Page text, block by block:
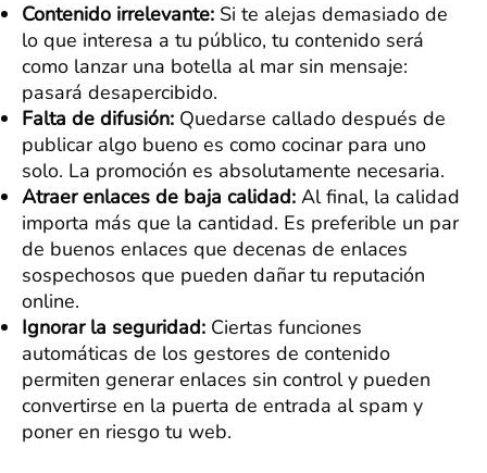
Contenido irrelevante: Si te alejas demasiado de
lo que interesa a tu público, tu contenido será
como lanzar una botella al mar sin mensaje:
pasará desapercibido.
Falta de difusión: Quedarse callado después de
publicar algo bueno es como cocinar para uno
solo. La promoción es absolutamente necesaria.
Atraer enlaces de baja calidad: Al final, la calidad
importa más que la cantidad. Es preferible un par
de buenos enlaces que decenas de enlaces
sospechosos que pueden dañar tu reputación
online.
Ignorar la seguridad: Ciertas funciones
automáticas de los gestores de contenido
permiten generar enlaces sin control y pueden
convertirse en la puerta de entrada al spam y
poner en riesgo tu web.